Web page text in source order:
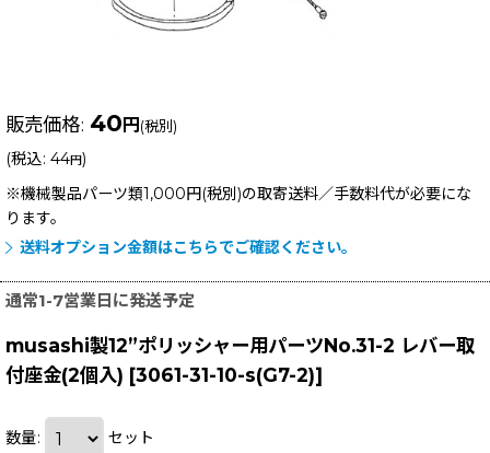
販売価格: 40 円 (税別)
(税込: 44円)
※機械製品パーツ類1,000円(税別)の取寄送料／手数料代が必要にな
ります。
送料オプション金額はこちらでご確認ください。
通常1-7営業日に発送予定
musashi製12”ポリッシャー用パーツNo.31-2 レバー取
付座金(2個入) [3061-31-10-s(G7-2)]
数量: セット